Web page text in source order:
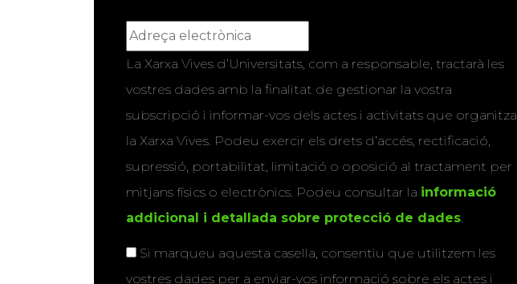
La Xarxa Vives d’Universitats, com a responsable, tractarà les
vostres dades amb la finalitat de gestionar la vostra
subscripció i informar-vos dels actes i activitats que organitza
la Xarxa Vives. Podeu exercir els drets d’accés, rectificació,
supressió, portabilitat, limitació o oposició al tractament per
mitjans físics o electrònics. Podeu consultar la informació
addicional i detallada sobre protecció de dades
Si marqueu aquesta casella, consentiu que utilitzem les
vostres dades per a enviar-vos informació sobre els actes i